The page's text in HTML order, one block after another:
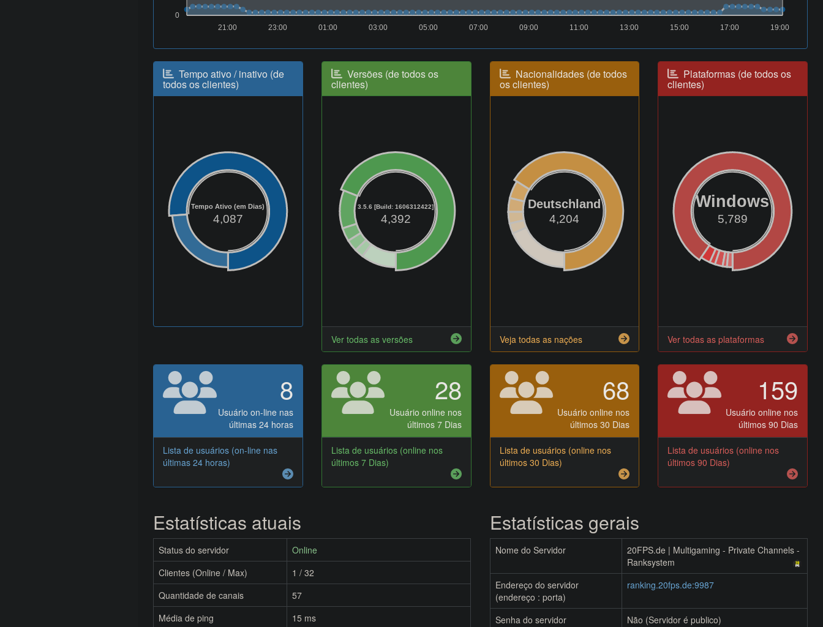
0
19:00
17:00
15:00
13:00
11:00
09:00
07:00
05:00
03:00
01:00
23:00
21:00
Tempo ativo / inativo (de
todos os clientes)
Tempo Ativo (em Dias)
4,087
Versões (de todos os
clientes)
3.5.6 [Build: 1606312422]
4,392
Ver todas as versões
Nacionalidades (de todos
os clientes)
Deutschland
4,204
Veja todas as nações
Plataformas (de todos os
clientes)
Windows
5,789
Ver todas as plataformas
8
Usuário on-line nas
últimas 24 horas
Lista de usuários (on-line nas
últimas 24 horas)
28
Usuário online nos
últimos 7 Dias
Lista de usuários (online nos
últimos 7 Dias)
68
Usuário online nos
últimos 30 Dias
Lista de usuários (online nos
últimos 30 Dias)
159
Usuário online nos
últimos 90 Dias
Lista de usuários (online nos
últimos 90 Dias)
Estatísticas atuais
Status do servidor
Online
Clientes (Online / Max)
1 / 32
Quantidade de canais
57
Média de ping
15 ms
Estatísticas gerais
Nome do Servidor
20FPS.de | Multigaming - Private Channels -
Ranksystem
Endereço do servidor
(endereço : porta)
ranking.20fps.de:9987
Senha do servidor Não (Servidor é publico)